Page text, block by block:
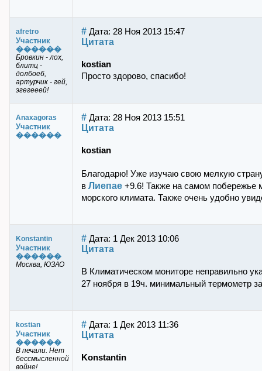
afretro
Участник
������
Бровкин - лох,
блитц -
долбоеб,
артурчик - гей,
эгегееей!
# Дата: 28 Ноя 2013 15:47
Цитата
kostian
Просто здорово, спасибо!
Anaxagoras
Участник
������
# Дата: 28 Ноя 2013 15:51
Цитата
kostian
Благодарю! Уже изучаю свою мелкую
в Лиепае +9.6! Также на самом побережье
морского климата. Также очень удобно
Konstantin
Участник
������
Москва, ЮЗАО
# Дата: 1 Дек 2013 10:06
Цитата
В Климатическом мониторе неправильно
27 ноября в 19ч. минимальный термометр
kostian
Участник
������
В печали. Нет
бессмысленной
войне!
# Дата: 1 Дек 2013 11:36
Цитата
Konstantin